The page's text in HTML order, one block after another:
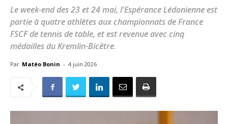
Le week-end des 23 et 24 mai, l'Espérance Lédonienne est
partie à quatre athlètes aux championnats de France
FSCF de tennis de table, et est revenue avec cinq
médailles du Kremlin-Bicêtre.
Par Matéo Bonin - 4 juin 2026